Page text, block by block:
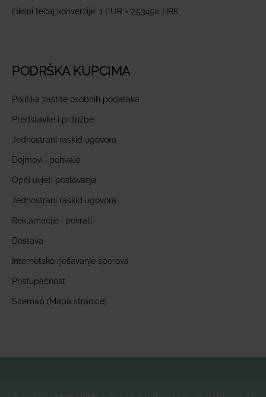
Fiksni tečaj konverzije: 1 EUR = 7,53450 HRK
PODRŠKA KUPCIMA
Politika zaštite osobnih podataka
Predstavke i pritužbe
Jednostrani raskid ugovora
Dojmovi i pohvale
Opći uvjeti poslovanja
Jednostrani raskid ugovora
Reklamacije i povrati
Dostava
Internetsko rješavanje sporova
Pristupačnost
Sitemap (Mapa stranice)